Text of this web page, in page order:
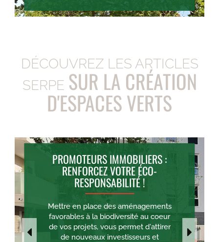
DÉCOUVREZ LES ARTICLES
SERPE SUR LA CRÉATION
D'ESPACES VERTS
PROMOTEURS IMMOBILIERS :
RENFORCEZ VOTRE ÉCO-
RESPONSABILITÉ !
Mettre en place des aménagements
favorables à la biodiversité au coeur
de vos projets, vous permet d'attirer
de nouveaux investisseurs et